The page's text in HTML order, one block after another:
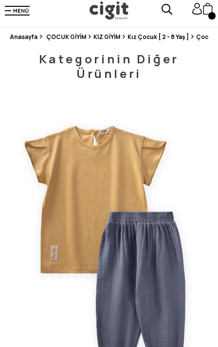
250.000'DEN FAZLA DEĞERLENDİRMEDE 5 ÜZERİNDEN 4.8 PUAN ALDI ⭐⭐⭐⭐⭐
3 MİLYONDAN FAZLA MUTLU MÜŞTERİ ❤️ 10 MİLYON ÜRÜN
Anasayfa ÇOCUK GİYİM KIZ GİYİM Kız Çocuk [ 2 - 8 Yaş ] Çocuk
Kategorinin Diğer
Ürünleri